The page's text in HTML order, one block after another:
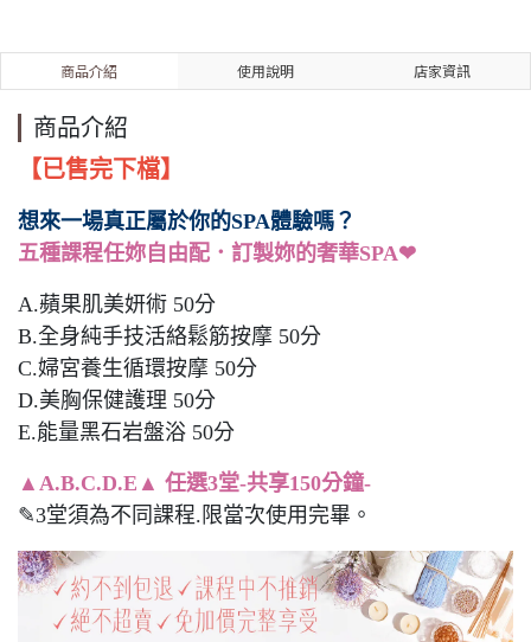
商品介紹 使用說明 店家資訊
商品介紹
【已售完下檔】
想來一場真正屬於你的SPA體驗嗎？
五種課程任妳自由配．訂製妳的奢華SPA❤
A.蘋果肌美妍術 50分
B.全身純手技活絡鬆筋按摩 50分
C.婦宮養生循環按摩 50分
D.美胸保健護理 50分
E.能量黑石岩盤浴 50分
▲A.B.C.D.E▲ 任選3堂-共享150分鐘-
✎3堂須為不同課程.限當次使用完畢。